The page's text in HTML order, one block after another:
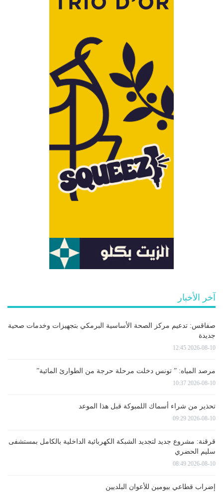
آخر الأخبار
صفاقس: تدعيم مركز الصحة الأساسية البرمكي بتجهيزات وخدمات صحية
جديدة
2026-08-10 12:45
مرصد المياه: ” تونس دخلت مرحلة حرجة من الطوارئ المائية”
2026-08-10 10:37
تحذير من شراء أسماك اللمبوكة قبل هذا الموعد
2026-08-10 09:29
قرقنة: مشروع جديد لتجديد الشبكة الكهربائية الداخلية بالكامل بمستشفى
سليم الحضري
2026-08-10 08:49
إضراب قطاعي بيومين للأعوان البلديين